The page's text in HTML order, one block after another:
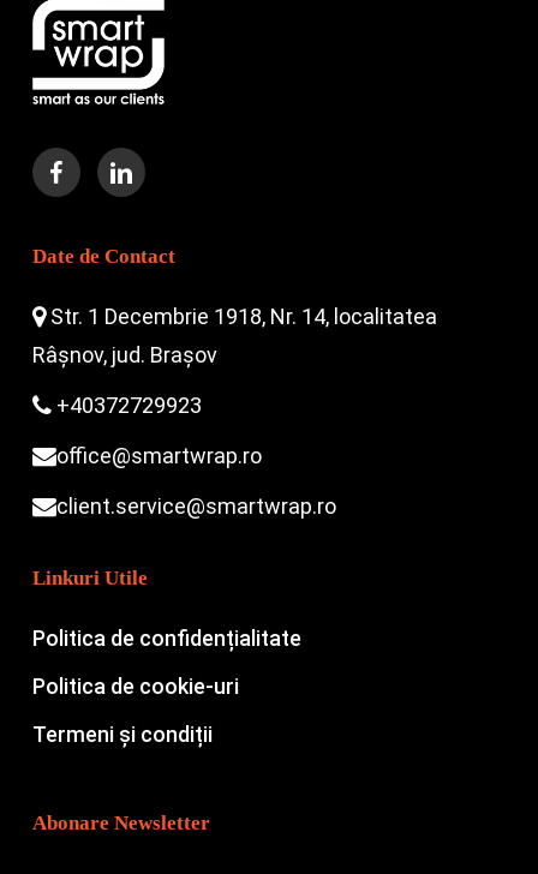
Date de Contact
Str. 1 Decembrie 1918, Nr. 14, localitatea
Râșnov, jud. Brașov
+40372729923
office@smartwrap.ro
client.service@smartwrap.ro
Linkuri Utile
Politica de confidențialitate
Politica de cookie-uri
Termeni și condiții
Abonare Newsletter